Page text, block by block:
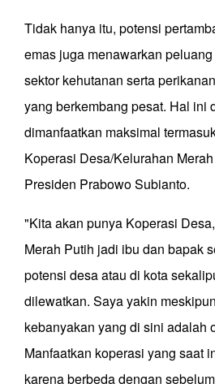
Tidak hanya itu, potensi
emas juga menawarkan
sektor kehutanan serta
yang berkembang pesat. Hal ini
dimanfaatkan maksimal
Koperasi Desa/Kelurahan
Presiden Prabowo Subianto.
"Kita akan punya Koperasi
Merah Putih jadi ibu dan bapak
potensi desa atau di kota
dilewatkan. Saya yakin
kebanyakan yang di sini adalah
Manfaatkan koperasi yang saat
karena berbeda dengan